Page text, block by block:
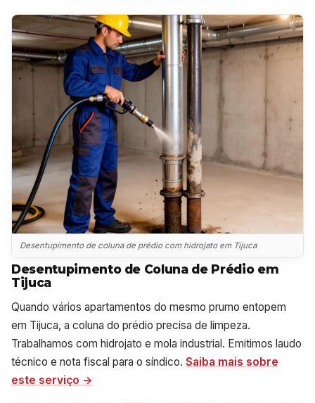
Desentupimento de coluna de prédio com hidrojato em Tijuca
Desentupimento de Coluna de Prédio em
Tijuca
Quando vários apartamentos do mesmo prumo entopem
em Tijuca, a coluna do prédio precisa de limpeza.
Trabalhamos com hidrojato e mola industrial. Emitimos laudo
técnico e nota fiscal para o síndico. Saiba mais sobre
este serviço →